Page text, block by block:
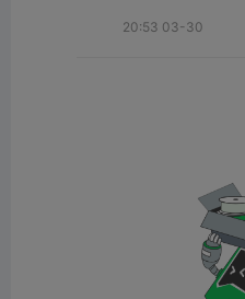
20:53 03-30